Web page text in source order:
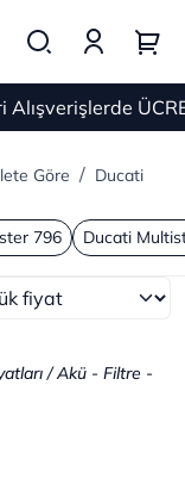
Göre Ducati
796 Ducati
/ Akü - Filtre -